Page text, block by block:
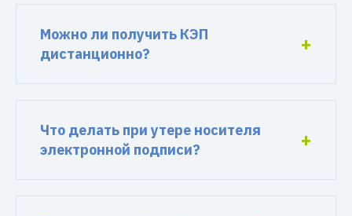
Можно ли получить КЭП
дистанционно?
Что делать при утере носителя
электронной подписи?